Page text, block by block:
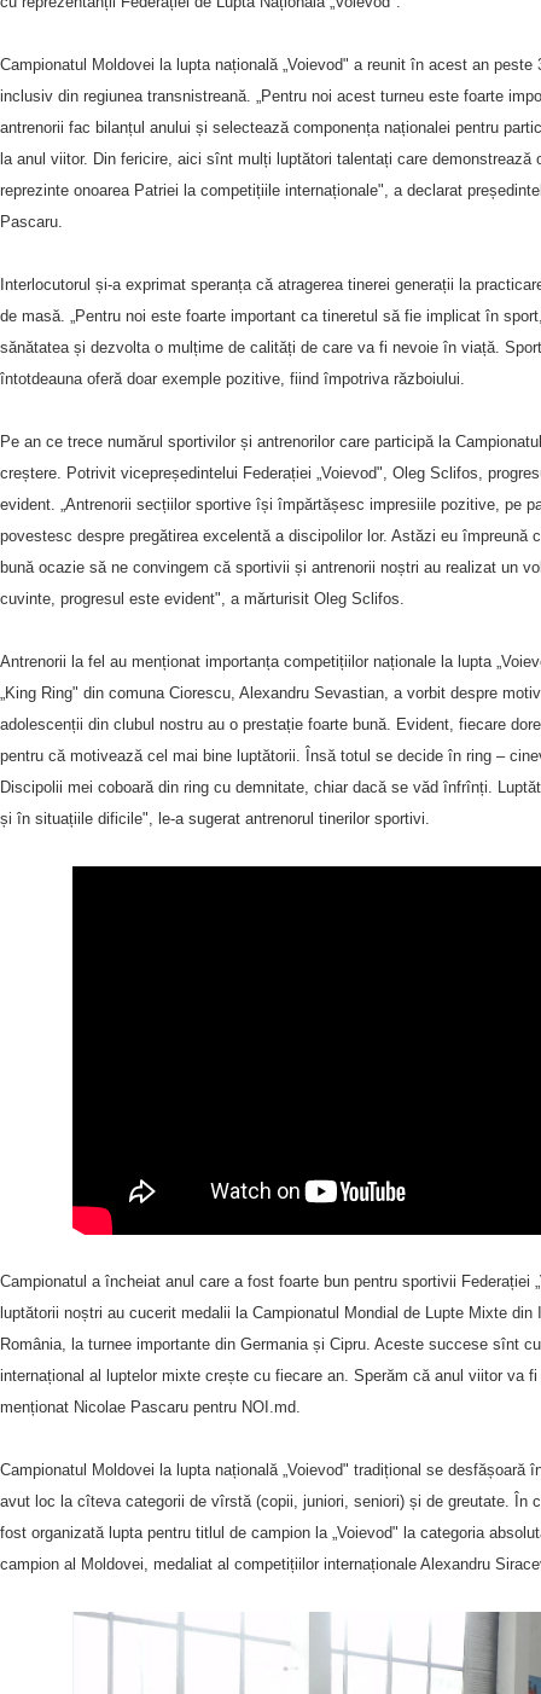
Campionatul Moldovei la lupta națională „Voievod" a reunit în acest an
inclusiv din regiunea transnistreană. „Pentru noi acest turneu este foarte
antrenorii fac bilanțul anului și selectează componența naționalei pentru
la anul viitor. Din fericire, aici sînt mulți luptători talentați care demonstrează
reprezinte onoarea Patriei la competițiile internaționale", a declarat
Pascaru.
Interlocutorul și-a exprimat speranța că atragerea tinerei generații la
de masă. „Pentru noi este foarte important ca tineretul să fie implicat în
sănătatea și dezvolta o mulțime de calități de care va fi nevoie în viață.
întotdeauna oferă doar exemple pozitive, fiind împotriva războiului.
Pe an ce trece numărul sportivilor și antrenorilor care participă la
creștere. Potrivit vicepreședintelui Federației „Voievod", Oleg Sclifos,
evident. „Antrenorii secțiilor sportive își împărtășesc impresiile pozitive, pe
povestesc despre pregătirea excelentă a discipolilor lor. Astăzi eu împreună
bună ocazie să ne convingem că sportivii și antrenorii noștri au realizat un
cuvinte, progresul este evident", a mărturisit Oleg Sclifos.
Antrenorii la fel au menționat importanța competițiilor naționale la lupta
„King Ring" din comuna Ciorescu, Alexandru Sevastian, a vorbit despre
adolescenții din clubul nostru au o prestație foarte bună. Evident, fiecare
pentru că motivează cel mai bine luptătorii. Însă totul se decide în ring –
Discipolii mei coboară din ring cu demnitate, chiar dacă se văd înfrînți.
și în situațiile dificile", le-a sugerat antrenorul tinerilor sportivi.
Campionatul a încheiat anul care a fost foarte bun pentru sportivii Federației
luptătorii noștri au cucerit medalii la Campionatul Mondial de Lupte Mixte din
România, la turnee importante din Germania și Cipru. Aceste succese sînt
internațional al luptelor mixte crește cu fiecare an. Sperăm că anul viitor va
menționat Nicolae Pascaru pentru NOI.md.
Campionatul Moldovei la lupta națională „Voievod" tradițional se desfășoară
avut loc la cîteva categorii de vîrstă (copii, juniori, seniori) și de greutate. În
fost organizată lupta pentru titlul de campion la „Voievod" la categoria
campion al Moldovei, medaliat al competițiilor internaționale Alexandru